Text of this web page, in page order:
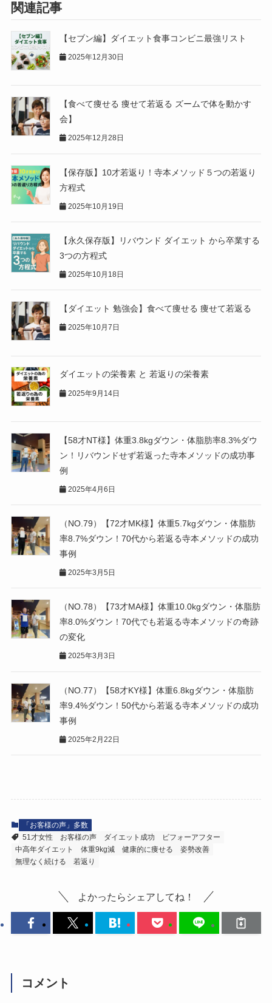
関連記事
【セブン編】ダイエット食事コンビニ最強リスト
2025年12月30日
【食べて痩せる 痩せて若返る ズームで体を動かす
会】
2025年12月28日
【保存版】10才若返り！寺本メソッド５つの若返り
方程式
2025年10月19日
【永久保存版】リバウンド ダイエット から卒業する
3つの方程式
2025年10月18日
【ダイエット 勉強会】食べて痩せる 痩せて若返る
2025年10月7日
ダイエットの栄養素 と 若返りの栄養素
2025年9月14日
【58才NT様】体重3.8kgダウン・体脂肪率8.3%ダウ
ン！リバウンドせず若返った寺本メソッドの成功事
例
2025年4月6日
（NO.79）【72才MK様】体重5.7kgダウン・体脂肪
率8.7%ダウン！70代から若返る寺本メソッドの成功
事例
2025年3月5日
（NO.78）【73才MA様】体重10.0kgダウン・体脂肪
率8.0%ダウン！70代でも若返る寺本メソッドの奇跡
の変化
2025年3月3日
（NO.77）【58才KY様】体重6.8kgダウン・体脂肪
率9.4%ダウン！50代から若返る寺本メソッドの成功
事例
2025年2月22日
「お客様の声」多数
51才女性
お客様の声 ダイエット成功
ビフォーアフター
中高年ダイエット
体重9kg減 健康的に痩せる
姿勢改善
無理なく続ける
若返り
よかったらシェアしてね！
コメント